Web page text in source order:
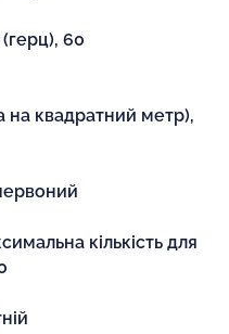
(герц), 60
на квадратний метр),
кількість для